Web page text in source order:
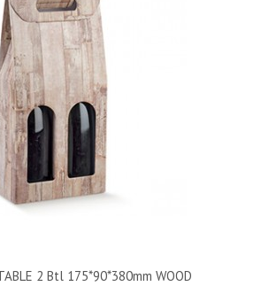
2 Btl 175*90*380mm WOOD